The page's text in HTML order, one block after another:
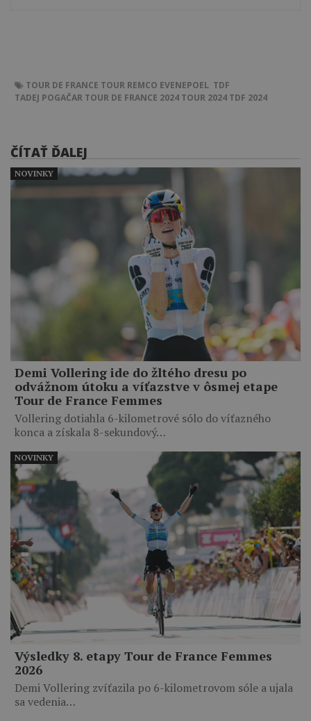
TOUR DE FRANCE TOUR REMCO EVENEPOEL TDF
TADEJ POGAČAR TOUR DE FRANCE 2024 TOUR 2024 TDF 2024
ČÍTAŤ ĎALEJ
Demi Vollering ide do žltého dresu po
odvážnom útoku a víťazstve v ôsmej etape
Tour de France Femmes
Vollering dotiahla 6-kilometrové sólo do víťazného
konca a získala 8-sekundový…
NOVINKY
Výsledky 8. etapy Tour de France Femmes
2026
Demi Vollering zvíťazila po 6-kilometrovom sóle a ujala
sa vedenia…
NOVINKY